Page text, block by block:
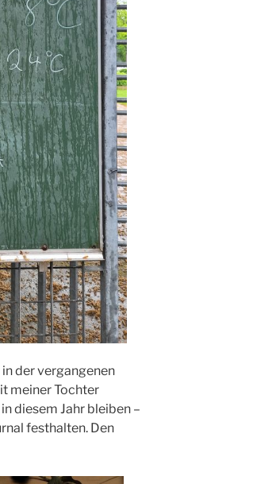
der vergangenen
meiner Tochter
diesem Jahr bleiben –
festhalten. Den